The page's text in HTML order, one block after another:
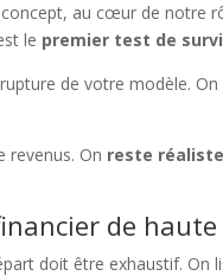
au cœur de notre
le premier test de
de votre modèle.
revenus. On reste
de haute
doit être exhaustif. On